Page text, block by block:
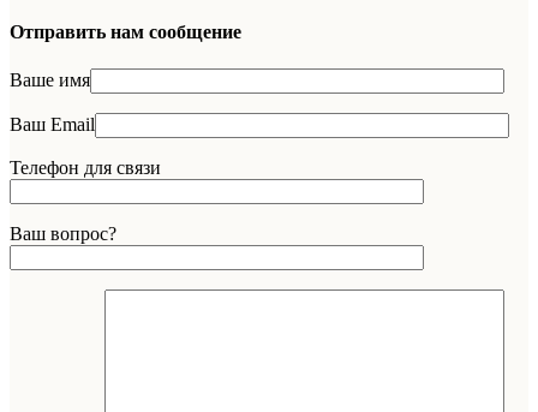
Отправить нам сообщение
Ваше имя
Ваш Email
Телефон для связи
Ваш вопрос?